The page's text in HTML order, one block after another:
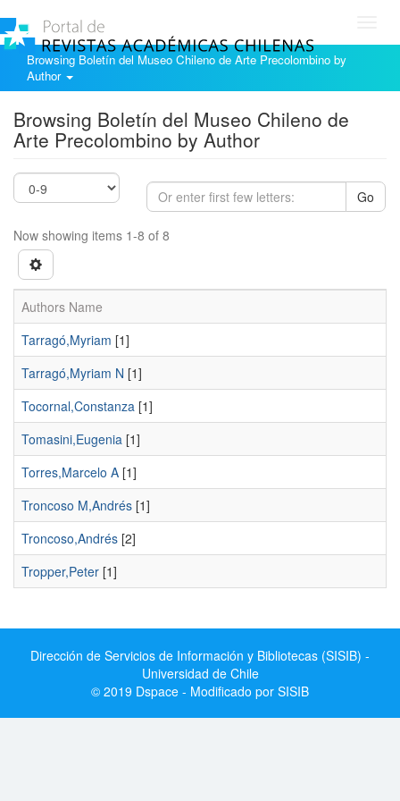
Browsing Boletín del Museo Chileno de Arte Precolombino by
Author
Browsing Boletín del Museo Chileno de
Arte Precolombino by Author
Go
Now showing items 1-8 of 8
Authors Name
Tarragó,Myriam [1]
Tarragó,Myriam N [1]
Tocornal,Constanza [1]
Tomasini,Eugenia [1]
Torres,Marcelo A [1]
Troncoso M,Andrés [1]
Troncoso,Andrés [2]
Tropper,Peter [1]
Dirección de Servicios de Información y Bibliotecas (SISIB) -
Universidad de Chile
© 2019 Dspace - Modificado por SISIB